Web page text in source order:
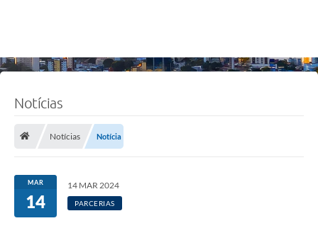
Notícias
Notícias Notícia
MAR
14
14 MAR 2024
PARCERIAS